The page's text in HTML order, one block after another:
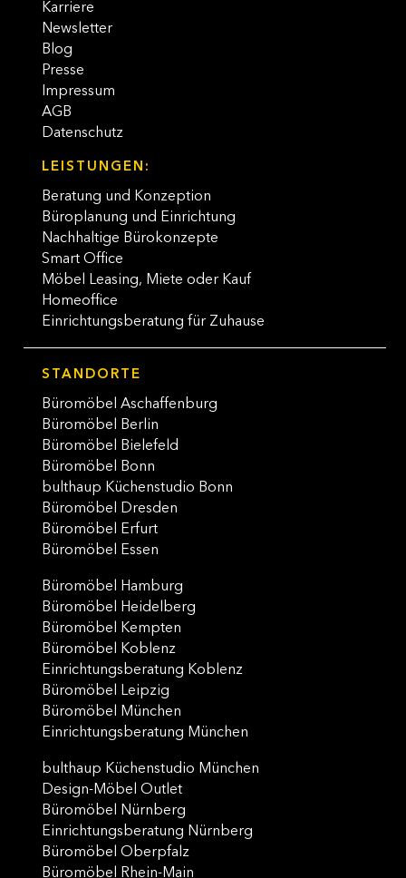
Karriere
Newsletter
Blog
Presse
Impressum
AGB
Datenschutz
LEISTUNGEN:
Beratung und Konzeption
Büroplanung und Einrichtung
Nachhaltige Bürokonzepte
Smart Office
Möbel Leasing, Miete oder Kauf
Homeoffice
Einrichtungsberatung für Zuhause
STANDORTE
Büromöbel Aschaffenburg
Büromöbel Berlin
Büromöbel Bielefeld
Büromöbel Bonn
bulthaup Küchenstudio Bonn
Büromöbel Dresden
Büromöbel Erfurt
Büromöbel Essen
Büromöbel Hamburg
Büromöbel Heidelberg
Büromöbel Kempten
Büromöbel Koblenz
Einrichtungsberatung Koblenz
Büromöbel Leipzig
Büromöbel München
Einrichtungsberatung München
bulthaup Küchenstudio München
Design-Möbel Outlet
Büromöbel Nürnberg
Einrichtungsberatung Nürnberg
Büromöbel Oberpfalz
Büromöbel Rhein-Main